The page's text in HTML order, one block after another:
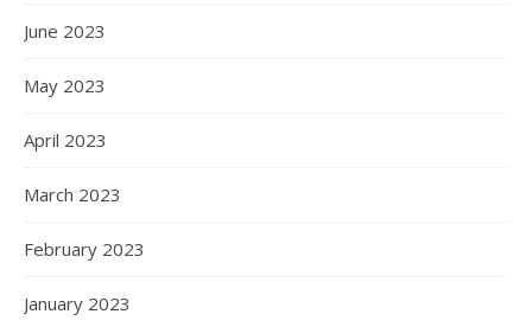
June 2023
May 2023
April 2023
March 2023
February 2023
January 2023